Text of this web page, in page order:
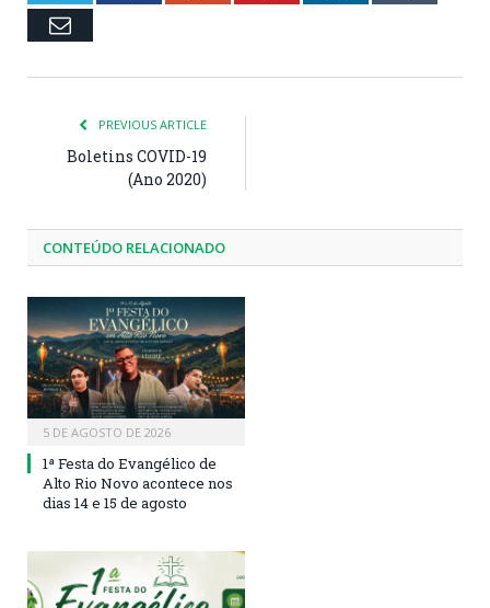
Email
PREVIOUS ARTICLE
Boletins COVID-19
(Ano 2020)
CONTEÚDO RELACIONADO
5 DE AGOSTO DE 2026
1ª Festa do Evangélico de
Alto Rio Novo acontece nos
dias 14 e 15 de agosto